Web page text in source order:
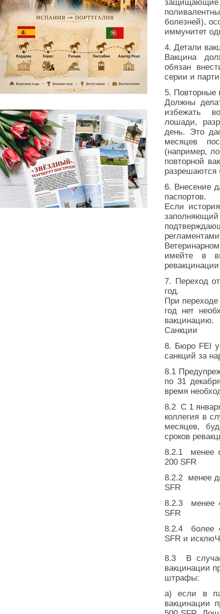
болезней),
иммунитет
4. Детали
Вакцина
обязан
серии и
5. Повторные
Должны
избежать
лошади,
день. Это
месяцев
(например,
повторной
разрешаются
6. Внесение
паспортов.
Если
заполняющий
имейте в
7. Переход
год.
При
год нет
вакцинацию.
Санкции
8. Бюро FEI
санкций за
8.1
по 31
время
8.2 С 1
коллегия в
месяцев,
сроков
8.2.1 менее
200 SFR
8.2.2 менее
SFR
8.2.3 менее
SFR
8.2.4 более
SFR и
8.3 В
вакцинации
штрафы:
а) если в
вакцинации